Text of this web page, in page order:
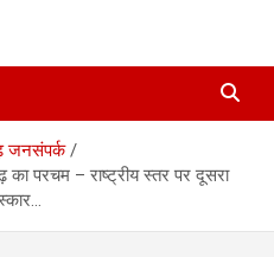
जनसंपर्क
परचम – राष्ट्रीय स्तर पर दूसरा